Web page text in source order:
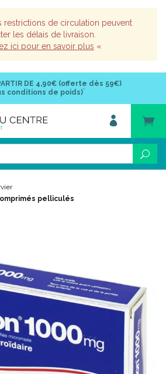
restrictions de circulation peuvent
les délais de livraison.
ici pour en savoir plus «
DE 4,90€ (offerte dès 59€)
conditions de poids)*
pelliculés